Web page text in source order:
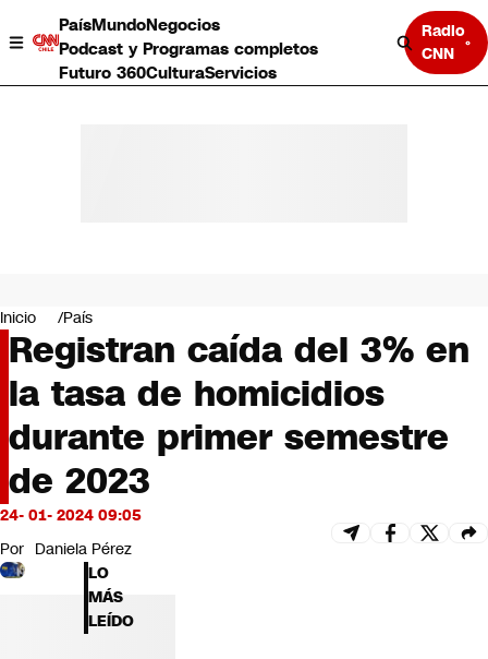
PaísMundoNegocios
Podcast y Programas completos
Futuro 360CulturaServicios
Radio
CNN
Negocios
Deportes
Programas completos
Cultura
Servicios
Bits
CNN tiempo
Futuro 360
Inicio País
Registran caída del 3% en
la tasa de homicidios
durante primer semestre
de 2023
24- 01- 2024 09:05
Por Daniela Pérez
LO
MÁS
LEÍDO